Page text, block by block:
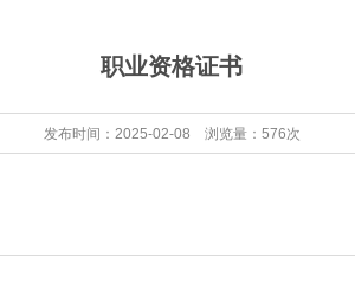
职业资格证书
发布时间：2025-02-08 浏览量：576次